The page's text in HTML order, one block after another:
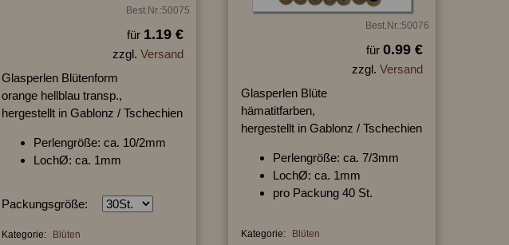
Best.Nr.:50075
für 1.19 €
zzgl. Versand
Glasperlen Blütenform
orange hellblau transp.,
hergestellt in Gablonz / Tschechien
Perlengröße: ca. 10/2mm
LochØ: ca. 1mm
Packungsgröße:
Kategorie: Blüten
Best.Nr.:50076
für 0.99 €
zzgl. Versand
Glasperlen Blüte
hämatitfarben,
hergestellt in Gablonz / Tschechien
Perlengröße: ca. 7/3mm
LochØ: ca. 1mm
pro Packung 40 St.
Kategorie: Blüten